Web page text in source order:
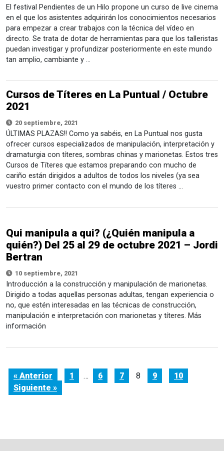
El festival Pendientes de un Hilo propone un curso de live cinema
en el que los asistentes adquirirán los conocimientos necesarios
para empezar a crear trabajos con la técnica del vídeo en
directo. Se trata de dotar de herramientas para que los talleristas
puedan investigar y profundizar posteriormente en este mundo
tan amplio, cambiante y …
Cursos de Títeres en La Puntual / Octubre
2021
20 septiembre, 2021
ÚLTIMAS PLAZAS!! Como ya sabéis, en La Puntual nos gusta
ofrecer cursos especializados de manipulación, interpretación y
dramaturgia con títeres, sombras chinas y marionetas. Estos tres
Cursos de Títeres que estamos preparando con mucho de
cariño están dirigidos a adultos de todos los niveles (ya sea
vuestro primer contacto con el mundo de los títeres …
Qui manipula a qui? (¿Quién manipula a
quién?) Del 25 al 29 de octubre 2021 – Jordi
Bertran
10 septiembre, 2021
Introducción a la construcción y manipulación de marionetas.
Dirigido a todas aquellas personas adultas, tengan experiencia o
no, que estén interesadas en las técnicas de construcción,
manipulación e interpretación con marionetas y títeres. Más
información
« Anterior 1 … 6 7 8 9
10
Siguiente »